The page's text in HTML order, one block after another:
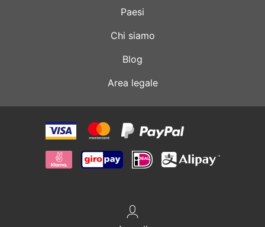
Paesi
Chi siamo
Blog
Area legale